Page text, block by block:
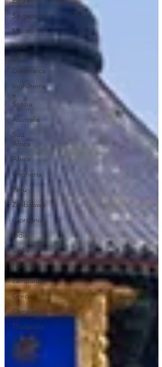
Singapore
Macao
New
York
Danimarca
Inghilterra
e
Scozia
Australia
Sud
Africa
Africa
Ungheria
Perù
Zimbabwe
Giordania
India
Sicilia
Norvegia
campania
Grecia
Camper
Thailandia
Svezia
Turchia